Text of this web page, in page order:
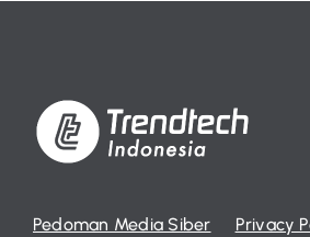
Pedoman Media Siber Privacy